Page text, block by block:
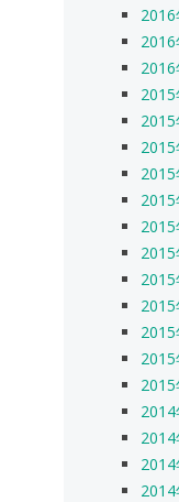
2016
2016
2016
2015
2015
2015
2015
2015
2015
2015
2015
2015
2015
2015
2015
2014
2014
2014
2014